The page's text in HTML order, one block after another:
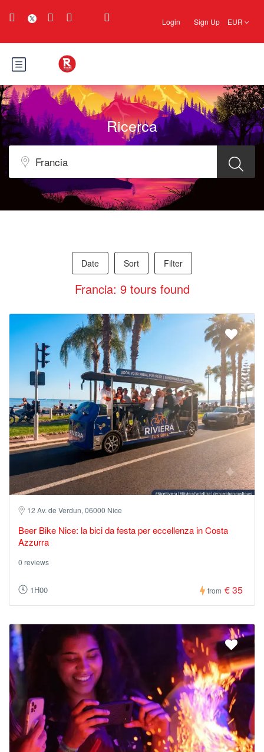
Login Sign Up EUR
Ricerca
Date Sort Filter
Francia: 9 tours found
12 Av. de Verdun, 06000 Nice
Beer Bike Nice: la bici da festa per eccellenza in Costa
Azzurra
0 reviews
1H00 from € 35